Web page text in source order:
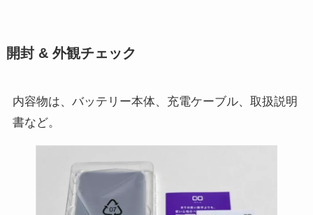
開封 & 外観チェック
内容物は、バッテリー本体、充電ケーブル、取扱説明
書など。